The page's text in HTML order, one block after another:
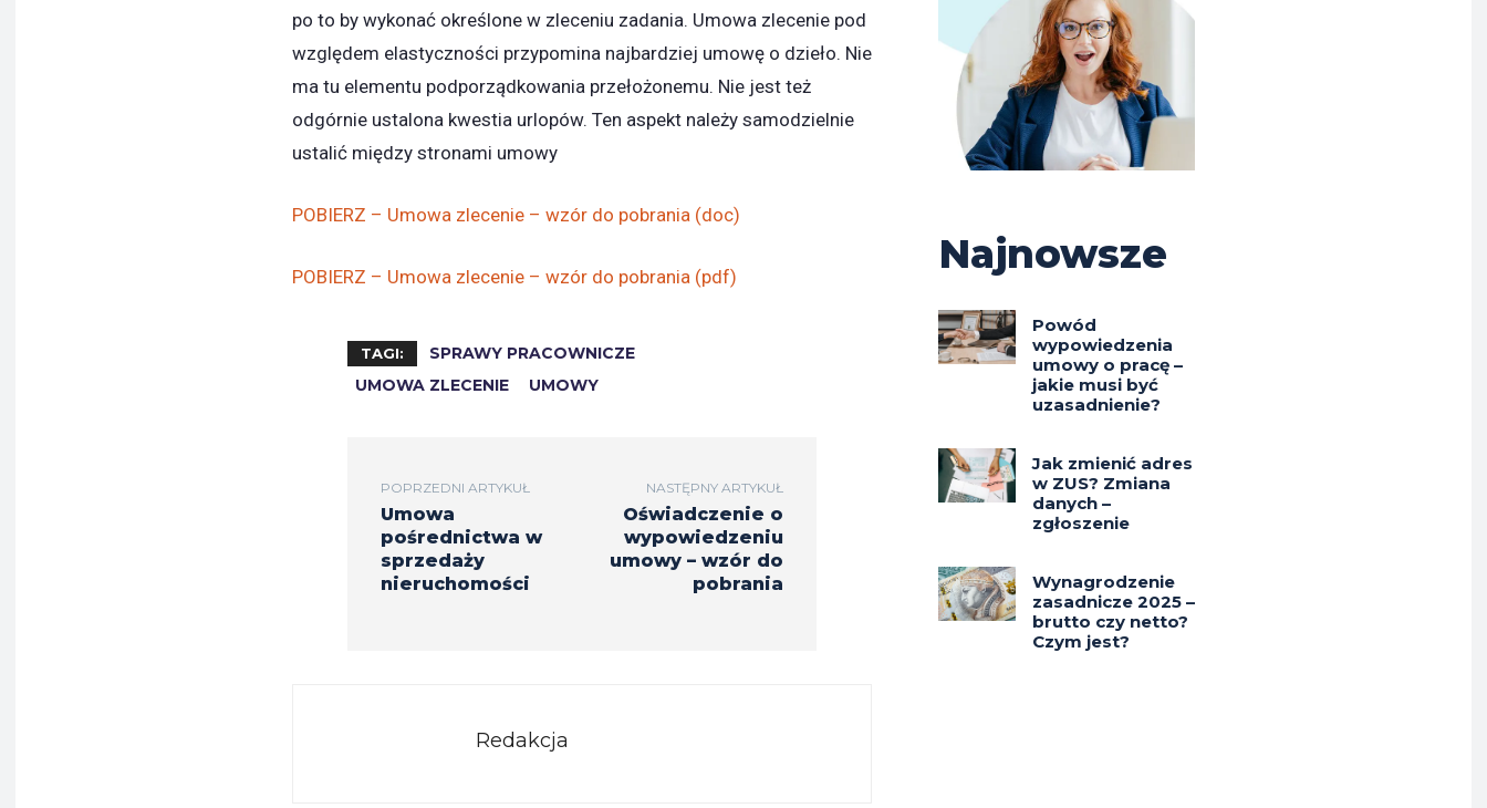
po to by wykonać określone w zleceniu zadania. Umowa zlecenie pod
względem elastyczności przypomina najbardziej umowę o dzieło. Nie
ma tu elementu podporządkowania przełożonemu. Nie jest też
odgórnie ustalona kwestia urlopów. Ten aspekt należy samodzielnie
ustalić między stronami umowy
POBIERZ – Umowa zlecenie – wzór do pobrania (doc)
POBIERZ – Umowa zlecenie – wzór do pobrania (pdf)
TAGI:
SPRAWY PRACOWNICZE
UMOWA ZLECENIE
UMOWY
POPRZEDNI ARTYKUŁ
Umowa
pośrednictwa w
sprzedaży
nieruchomości
NASTĘPNY ARTYKUŁ
Oświadczenie o
wypowiedzeniu
umowy – wzór do
pobrania
Redakcja
Najnowsze
Powód
wypowiedzenia
umowy o pracę –
jakie musi być
uzasadnienie?
Jak zmienić adres
w ZUS? Zmiana
danych –
zgłoszenie
Wynagrodzenie
zasadnicze 2025 –
brutto czy netto?
Czym jest?